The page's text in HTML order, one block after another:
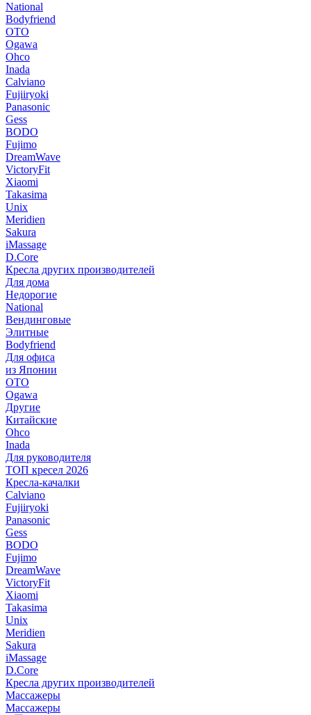
National
Bodyfriend
OTO
Ogawa
Ohco
Inada
Calviano
Fujiiryoki
Panasonic
Gess
BODO
Fujimo
DreamWave
VictoryFit
Xiaomi
Takasima
Unix
Meridien
Sakura
iMassage
D.Core
Кресла других производителей
Для дома
Недорогие
National
Вендинговые
Элитные
Bodyfriend
Для офиса
из Японии
OTO
Ogawa
Другие
Китайские
Ohco
Inada
Для руководителя
ТОП кресел 2026
Кресла-качалки
Calviano
Fujiiryoki
Panasonic
Gess
BODO
Fujimo
DreamWave
VictoryFit
Xiaomi
Takasima
Unix
Meridien
Sakura
iMassage
D.Core
Кресла других производителей
Массажеры
Массажеры